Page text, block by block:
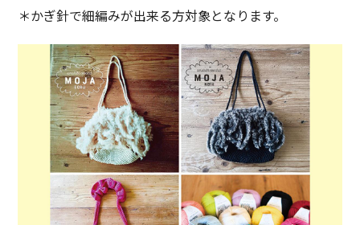
＊かぎ針で細編みが出来る方対象となります。